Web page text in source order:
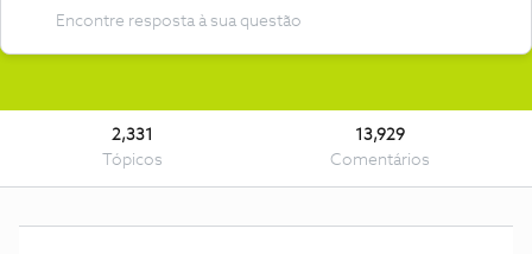
2,331
Tópicos
13,929
Comentários